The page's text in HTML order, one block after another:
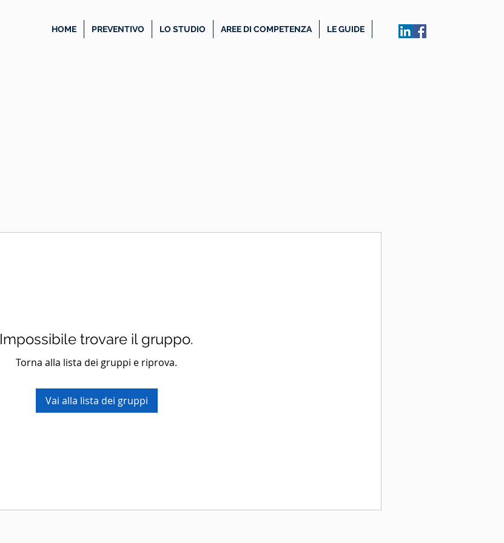
HOME PREVENTIVO LO STUDIO AREE DI COMPETENZA LE GUIDE
Impossibile trovare il gruppo.
Torna alla lista dei gruppi e riprova.
Vai alla lista dei gruppi